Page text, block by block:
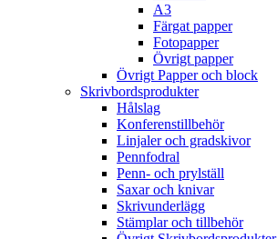
A3
Färgat papper
Fotopapper
Övrigt papper
Övrigt Papper och block
Skrivbordsprodukter
Hålslag
Konferenstillbehör
Linjaler och gradskivor
Pennfodral
Penn- och prylställ
Saxar och knivar
Skrivunderlägg
Stämplar och tillbehör